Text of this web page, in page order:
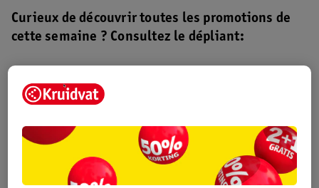
Curieux de découvrir toutes les promotions de
cette semaine ? Consultez le dépliant:
Dépliant Kruidvat
Profitez-en